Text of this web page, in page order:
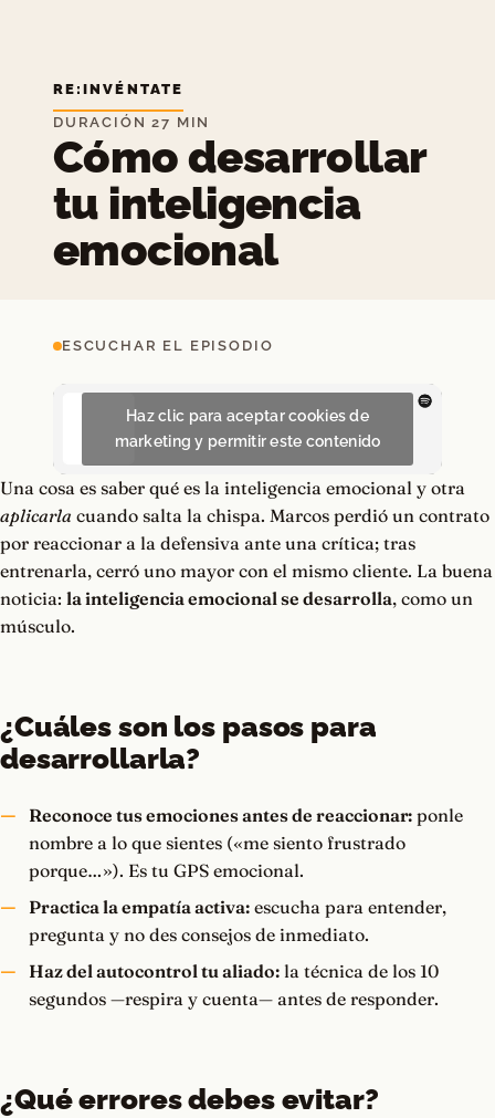
RE:INVÉNTATE
DURACIÓN 27 MIN
Cómo desarrollar
tu inteligencia
emocional
ESCUCHAR EL EPISODIO
Haz clic para aceptar cookies de
marketing y permitir este contenido
Una cosa es saber qué es la inteligencia emocional y otra
aplicarla cuando salta la chispa. Marcos perdió un contrato
por reaccionar a la defensiva ante una crítica; tras
entrenarla, cerró uno mayor con el mismo cliente. La buena
noticia: la inteligencia emocional se desarrolla, como un
músculo.
¿Cuáles son los pasos para
desarrollarla?
Reconoce tus emociones antes de reaccionar:ponle
nombre a lo que sientes («me siento frustrado
porque…»). Es tu GPS emocional.
Practica la empatía activa:escucha para entender,
pregunta y no des consejos de inmediato.
Haz del autocontrol tu aliado:la técnica de los 10
segundos —respira y cuenta— antes de responder.
¿Qué errores debes evitar?